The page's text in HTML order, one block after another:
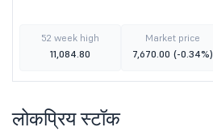
52 week high
11,084.80
Market price
7,670.00 (-0.34%)
लोकप्रिय स्टॉक